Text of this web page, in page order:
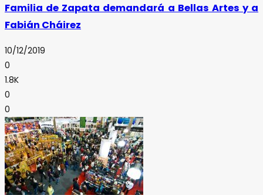
Familia de Zapata demandará a Bellas Artes y a
Fabián Cháirez
10/12/2019
0
1.8K
0
0